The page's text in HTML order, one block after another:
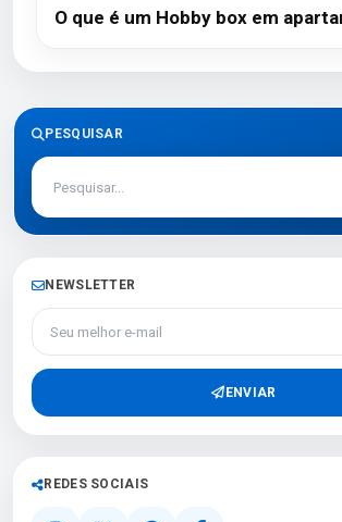
O que é um Hobby box em
PESQUISAR
NEWSLETTER
Seu melhor e-mail
ENVIAR
REDES SOCIAIS